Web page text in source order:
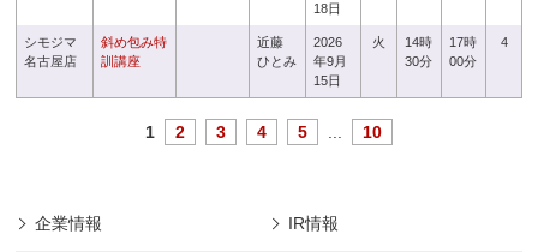
18日
シモジマ
名古屋店
斜め包み特
訓講座
近藤
ひとみ
2026
年9月
15日
火
14時
30分
17時
00分
4
1 2 3 4 5 10
企業情報 IR情報